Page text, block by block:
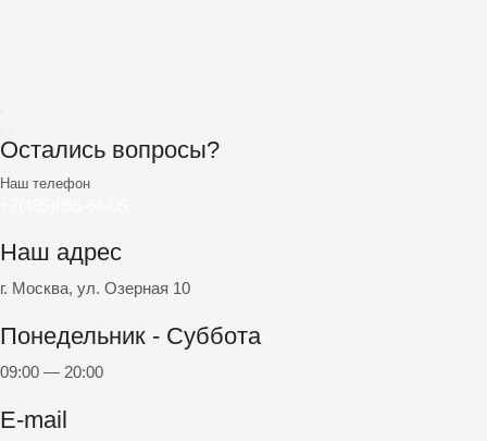
Остались вопросы?
Наш телефон
Наш адрес
г. Москва, ул. Озерная 10
Понедельник - Суббота
09:00 — 20:00
E-mail